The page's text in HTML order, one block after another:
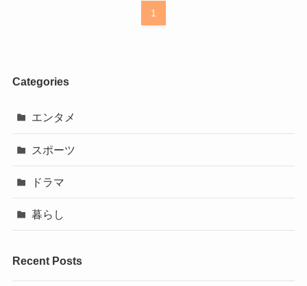
1
Categories
エンタメ
スポーツ
ドラマ
暮らし
Recent Posts